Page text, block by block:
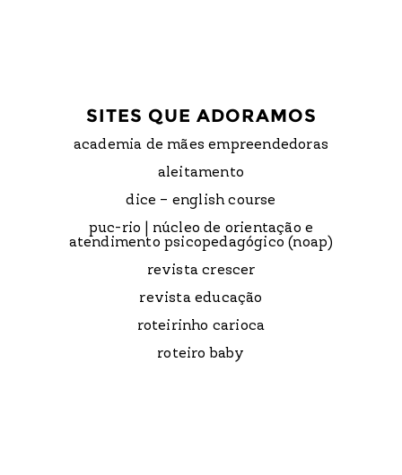
SITES QUE ADORAMOS
academia de mães empreendedoras
aleitamento
dice – english course
puc-rio | núcleo de orientação e
atendimento psicopedagógico (noap)
revista crescer
revista educação
roteirinho carioca
roteiro baby